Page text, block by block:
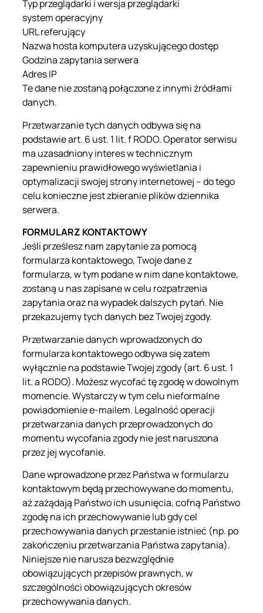
Typ przeglądarki i wersja przeglądarki
system operacyjny
URL referujący
Nazwa hosta komputera uzyskującego dostęp
Godzina zapytania serwera
Adres IP
Te dane nie zostaną połączone z innymi źródłami
danych.
Przetwarzanie tych danych odbywa się na
podstawie art. 6 ust. 1 lit. f RODO. Operator serwisu
ma uzasadniony interes w technicznym
zapewnieniu prawidłowego wyświetlania i
optymalizacji swojej strony internetowej – do tego
celu konieczne jest zbieranie plików dziennika
serwera.
FORMULARZ KONTAKTOWY
Jeśli prześlesz nam zapytanie za pomocą
formularza kontaktowego, Twoje dane z
formularza, w tym podane w nim dane kontaktowe,
zostaną u nas zapisane w celu rozpatrzenia
zapytania oraz na wypadek dalszych pytań. Nie
przekazujemy tych danych bez Twojej zgody.
Przetwarzanie danych wprowadzonych do
formularza kontaktowego odbywa się zatem
wyłącznie na podstawie Twojej zgody (art. 6 ust. 1
lit. a RODO). Możesz wycofać tę zgodę w dowolnym
momencie. Wystarczy w tym celu nieformalne
powiadomienie e-mailem. Legalność operacji
przetwarzania danych przeprowadzonych do
momentu wycofania zgody nie jest naruszona
przez jej wycofanie.
Dane wprowadzone przez Państwa w formularzu
kontaktowym będą przechowywane do momentu,
aż zażądają Państwo ich usunięcia, cofną Państwo
zgodę na ich przechowywanie lub gdy cel
przechowywania danych przestanie istnieć (np. po
zakończeniu przetwarzania Państwa zapytania).
Niniejsze nie narusza bezwzględnie
obowiązujących przepisów prawnych, w
szczególności obowiązujących okresów
przechowywania danych.